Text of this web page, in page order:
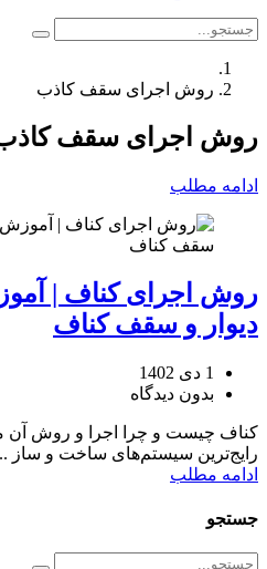
روش اجرای سقف کاذب
روش اجرای سقف
ادامه مطلب
روش اجرای کناف |
دیوار و سقف کناف
1 دی 1402
بدون دیدگاه
کناف چیست و چرا اجرا و روش آن
رایج‌ترین سیستم‌های ساخت و ساز
ادامه مطلب
جستجو